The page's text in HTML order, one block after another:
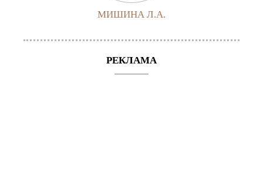
МИШИНА Л.А.
РЕКЛАМА